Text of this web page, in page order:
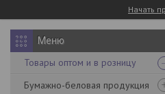
Начать
Товары оптом и в розницу
Бумажно-беловая продукция